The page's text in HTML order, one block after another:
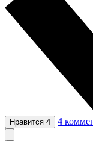
Нравится 4 4